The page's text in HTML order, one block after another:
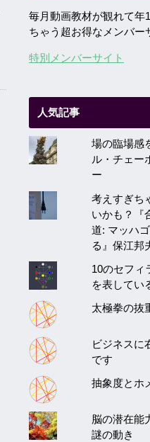
毎月動画教材が観れて年
ちゃう超お得なメンバー
特別メンバーサイト
人気記事
場の臨場感
ル・チェー
ー
考えすぎち
いかも？『
道: マッハ
る』保江邦
10のセフィ
を表してい
太極拳の抜
ビジネスに
です
抽象度とホ
脳の潜在能
謎の動き